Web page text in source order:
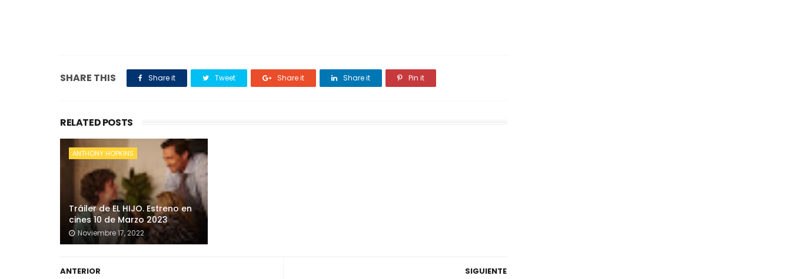
SHARE THIS Share it Tweet Share it Share it Pin it
RELATED POSTS
ANTHONY HOPKINS
Tráiler de EL HIJO. Estreno en
cines 10 de Marzo 2023
Noviembre 17, 2022
SIGUIENTE
ANTERIOR